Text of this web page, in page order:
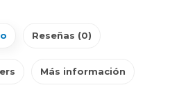
Reseñas (0)
Más información